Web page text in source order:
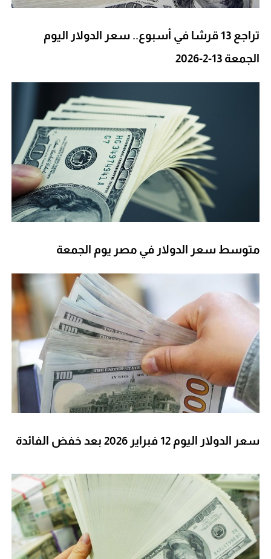
تراجع 13 قرشا في أسبوع.. سعر الدولار اليوم
الجمعة 13-2-2026
متوسط سعر الدولار في مصر يوم الجمعة
سعر الدولار اليوم 12 فبراير 2026 بعد خفض الفائدة